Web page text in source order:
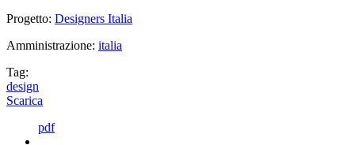
Progetto: Designers Italia
Amministrazione: italia
Tag:
design
Scarica
pdf